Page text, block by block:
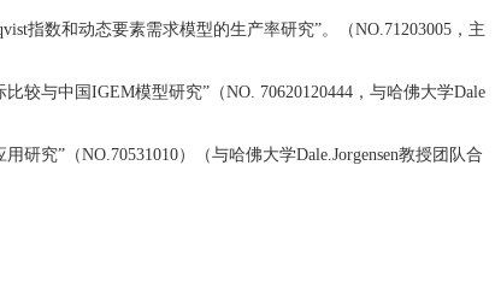
指数和动态要素需求模型的生产率研究”。（NO.71203005，主
较与中国IGEM模型研究”（NO. 70620120444，与哈佛大学Dale
究”（NO.70531010）（与哈佛大学Dale.Jorgensen教授团队合